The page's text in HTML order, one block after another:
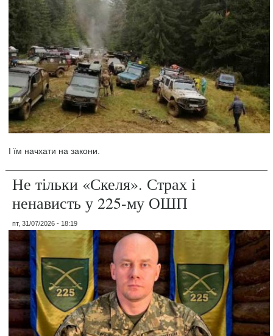
І їм начхати на закони.
Не тільки «Скеля». Страх і
ненависть у 225-му ОШП
пт, 31/07/2026 - 18:19